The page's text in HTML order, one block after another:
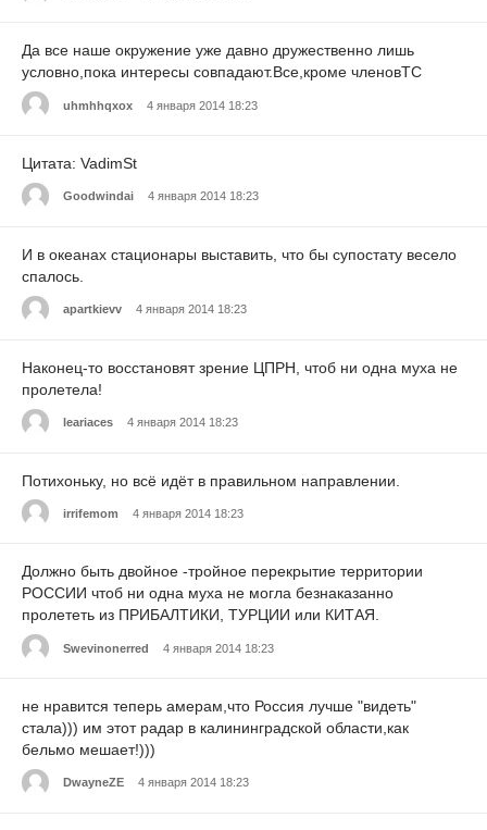
Да все наше окружение уже давно дружественно лишь
условно,пока интересы совпадают.Все,кроме членовТС
uhmhhqxox 4 января 2014 18:23
Цитата: VadimSt
Goodwindai 4 января 2014 18:23
И в океанах стационары выставить, что бы супостату весело
спалось.
apartkievv 4 января 2014 18:23
Наконец-то восстановят зрение ЦПРН, чтоб ни одна муха не
пролетела!
leariaces 4 января 2014 18:23
Потихоньку, но всё идёт в правильном направлении.
irrifemom 4 января 2014 18:23
Должно быть двойное -тройное перекрытие территории
РОССИИ чтоб ни одна муха не могла безнаказанно
пролететь из ПРИБАЛТИКИ, ТУРЦИИ или КИТАЯ.
Swevinonerred 4 января 2014 18:23
не нравится теперь амерам,что Россия лучше "видеть"
стала))) им этот радар в калининградской области,как
бельмо мешает!)))
DwayneZE 4 января 2014 18:23